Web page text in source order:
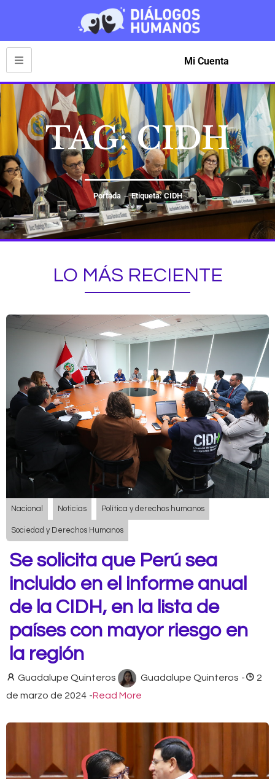
Mi Cuenta
TAG: CIDH
Portada Etiqueta: CIDH
LO MÁS RECIENTE
Nacional Noticias Política y derechos humanos
Sociedad y Derechos Humanos
Se solicita que Perú sea
incluido en el informe anual
de la CIDH, en la lista de
países con mayor riesgo en
la región
Guadalupe Quinteros Guadalupe Quinteros -
2
de marzo de 2024 -Read More